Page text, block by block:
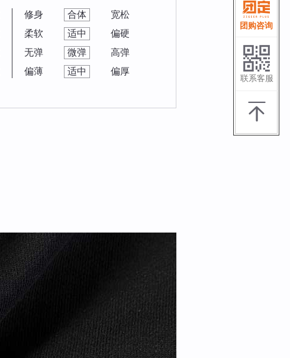
修身 合体
宽松
柔软 适中
偏硬
无弹 微弹
高弹
偏薄 适中 偏厚
团购咨询
联系客服